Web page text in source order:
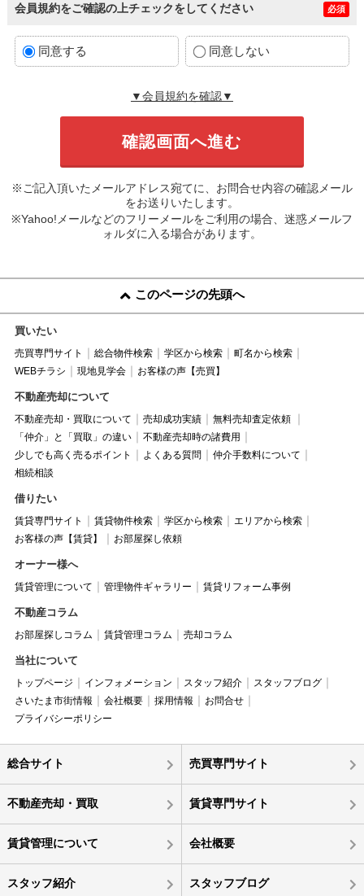
会員規約をご確認の上チェックをしてください 必須
同意する 同意しない
▼会員規約を確認▼
※ご記入頂いたメールアドレス宛てに、お問合せ内容の確認メール
をお送りいたします。
※Yahoo!メールなどのフリーメールをご利用の場合、迷惑メールフ
ォルダに入る場合があります。
このページの先頭へ
買いたい
売買専門サイト 総合物件検索 学区から検索
町名から検索
WEBチラシ
現地見学会 お客様の声【売買】
不動産売却について
不動産売却・買取について 売却成功実績
無料売却査定依頼
「仲介」と「買取」の違い
不動産売却時の諸費用
少しでも高く売るポイント
よくある質問
仲介手数料について
相続相談
借りたい
賃貸専門サイト 賃貸物件検索 学区から検索
エリアから検索
お客様の声【賃貸】
お部屋探し依頼
オーナー様へ
賃貸管理について 管理物件ギャラリー 賃貸リフォーム事例
不動産コラム
お部屋探しコラム 賃貸管理コラム 売却コラム
当社について
トップページ インフォメーション スタッフ紹介
スタッフブログ
さいたま市街情報
会社概要 採用情報
お問合せ
プライバシーポリシー
総合サイト 売買専門サイト
不動産売却・買取 賃貸専門サイト
賃貸管理について 会社概要
スタッフ紹介 スタッフブログ